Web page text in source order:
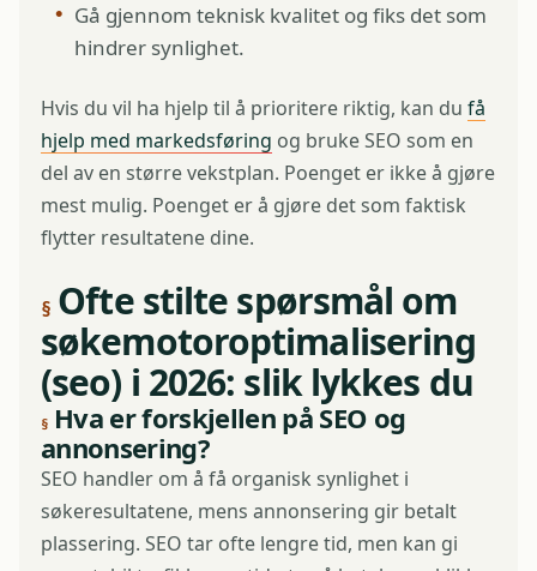
Gå gjennom teknisk kvalitet og fiks det som
hindrer synlighet.
Hvis du vil ha hjelp til å prioritere riktig, kan du få
hjelp med markedsføring og bruke SEO som en
del av en større vekstplan. Poenget er ikke å gjøre
mest mulig. Poenget er å gjøre det som faktisk
flytter resultatene dine.
Ofte stilte spørsmål om
søkemotoroptimalisering
(seo) i 2026: slik lykkes du
Hva er forskjellen på SEO og
annonsering?
SEO handler om å få organisk synlighet i
søkeresultatene, mens annonsering gir betalt
plassering. SEO tar ofte lengre tid, men kan gi